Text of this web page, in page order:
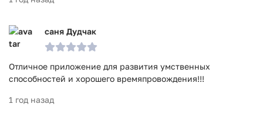
саня Дудчак
Отличное приложение для развития умственных
способностей и хорошего времяпровождения!!!
1 год назад